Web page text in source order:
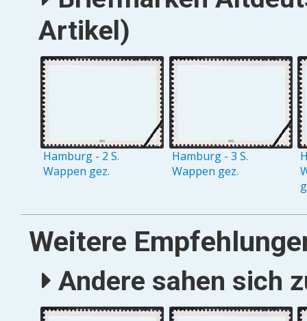
Artikel)
Hamburg - 2 S.
Wappen gez.
Hamburg - 3 S.
Wappen gez.
Weitere
Andere sahen sich